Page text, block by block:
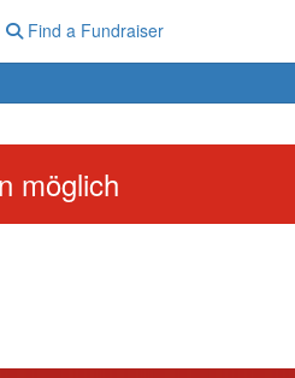
Find a Fundraiser
möglich